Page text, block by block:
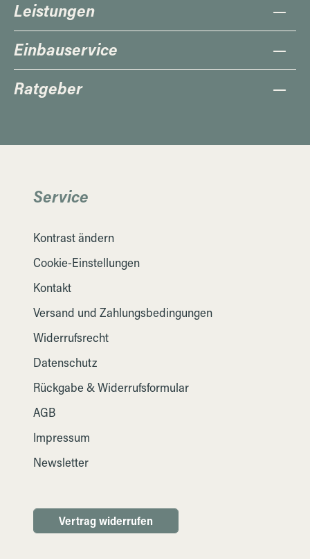
Leistungen
Einbauservice
Ratgeber
Service
Kontrast ändern
Cookie-Einstellungen
Kontakt
Versand und Zahlungsbedingungen
Widerrufsrecht
Datenschutz
Rückgabe & Widerrufsformular
AGB
Impressum
Newsletter
Vertrag widerrufen